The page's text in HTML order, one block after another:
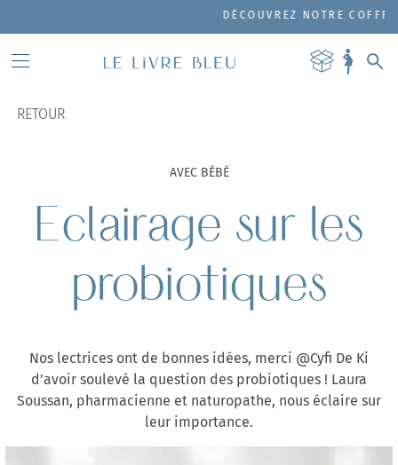
DÉCOUVREZ NOTRE COFFRET
RETOUR
AVEC BÉBÉ
Eclairage sur les
probiotiques
Nos lectrices ont de bonnes idées, merci @Cyfi De Ki
d’avoir soulevé la question des probiotiques ! Laura
Soussan, pharmacienne et naturopathe, nous éclaire sur
leur importance.